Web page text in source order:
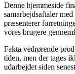
Denne hjemmeside
samarbejdsaftaler
præsenterer
vores brugere
Fakta vedrørende
tiden, men der tages
udarbejdet siden